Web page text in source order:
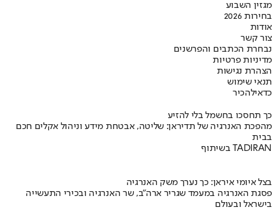
מגזין השבוע
בחירות 2026
אודות
צור קשר
נבחרת הכתבים והפרשנים
מדיניות פרטיות
הצהרת נגישות
תנאי שימוש
כדאילהכיר
כך תחסכו בחשמל בלי להזיע
מהפכת האנרגיה של תדיראן: שליטה, אבטחת מידע וניהול אקלים חכם
בבית
בשיתוף TADIRAN
בצל איומי איראן: כך נערך משק האנרגיה
פסגת האנרגיה במעמד שגריר ארה"ב, שר האנרגיה ובכירי התעשייה
בישראל ובעולם